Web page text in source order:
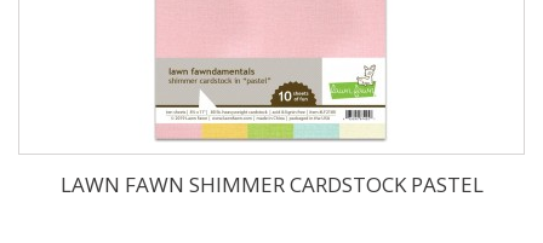
LAWN FAWN SHIMMER CARDSTOCK PASTEL